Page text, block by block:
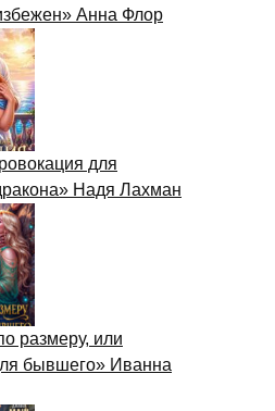
Анна Флор
для
Надя Лахман
размеру, или
бывшего» Иванна